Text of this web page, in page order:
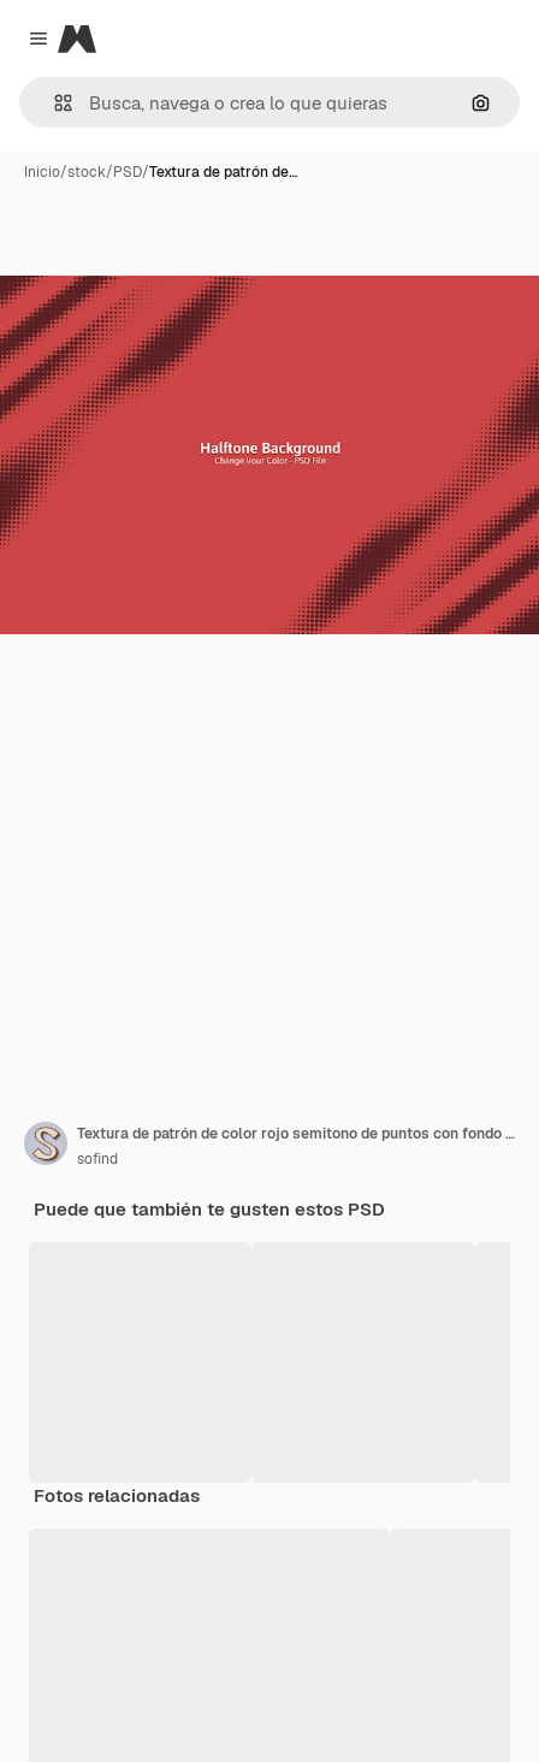
Close menu
Magnific
Inicio/stock/PSD/Textura de patrón de…
Textura de patrón de color rojo semitono de puntos con fondo digital de tecnología
sofind
Puede que también te gusten estos PSD
Fotos relacionadas